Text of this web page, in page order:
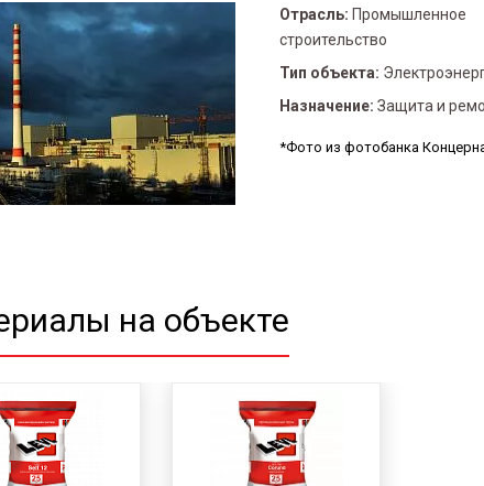
Отрасль: Промышленное
строительство
Тип объекта:
Назначение: Защита и
*Фото из фотобанка
на объекте